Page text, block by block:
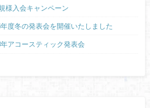
様入会キャンペーン
度冬の発表会を開催いたしました
アコースティック発表会